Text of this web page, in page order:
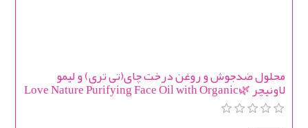
محلول ضدجوش و روغن درخت چای(تی تری) و لیمو
لاونیچر 🌿Love Nature Purifying Face Oil with Organic
Tea Tree & Lime